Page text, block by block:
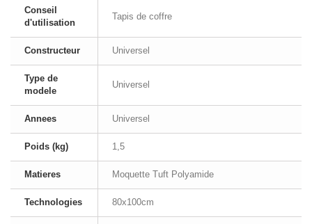
Conseil
d'utilisation
Tapis de coffre
Constructeur Universel
Type de
modele
Universel
Annees Universel
Poids (kg) 1,5
Matieres Moquette Tuft Polyamide
Technologies 80x100cm